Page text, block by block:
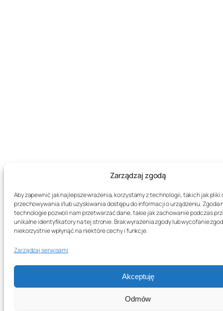
Zarządzaj zgodą
Aby zapewnić jak najlepsze wrażenia, korzystamy z technologii, takich jak pliki
przechowywania i/lub uzyskiwania dostępu do informacji o urządzeniu. Zgoda
technologie pozwoli nam przetwarzać dane, takie jak zachowanie podczas
unikalne identyfikatory na tej stronie. Brak wyrażenia zgody lub wycofanie
niekorzystnie wpłynąć na niektóre cechy i funkcje.
Zarządzaj serwisami
Akceptuję
Odmów